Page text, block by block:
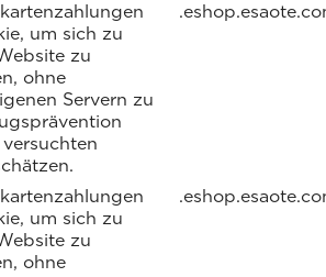
um sich zu
zu
ohne
Servern zu
um sich zu
zu
ohne